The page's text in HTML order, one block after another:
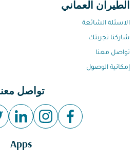
الطيران العماني
الاسئلة الشائعة
شاركنا تجربتك
تواصل معنا
إمكانية الوصول
تواصل
Apps